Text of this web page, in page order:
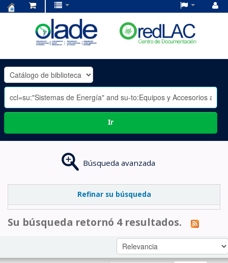
OLADE
-
Ir
Búsqueda avanzada
Refinar su búsqueda
Su búsqueda retornó 4 resultados.